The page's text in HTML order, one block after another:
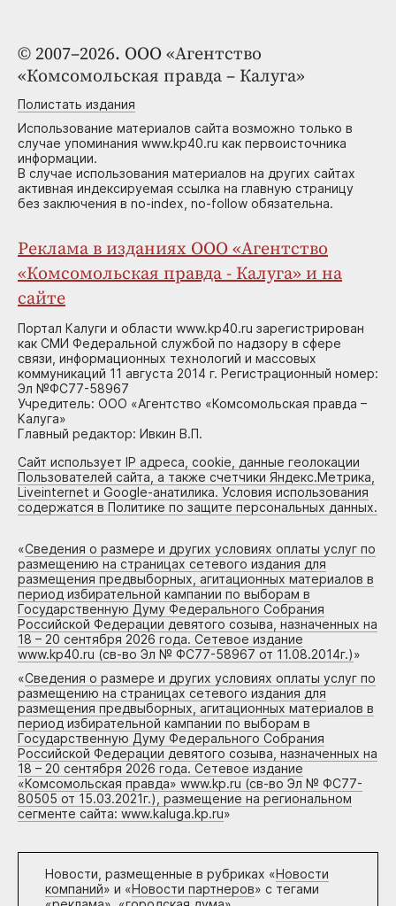
© 2007–2026. ООО «Агентство
«Комсомольская правда – Калуга»
Полистать издания
Использование материалов сайта возможно только в
случае упоминания www.kp40.ru как первоисточника
информации.
В случае использования материалов на других сайтах
активная индексируемая ссылка на главную страницу
без заключения в no-index, no-follow обязательна.
Реклама в изданиях ООО «Агентство
«Комсомольская правда - Калуга» и на
сайте
Портал Калуги и области www.kp40.ru зарегистрирован
как СМИ Федеральной службой по надзору в сфере
связи, информационных технологий и массовых
коммуникаций 11 августа 2014 г. Регистрационный номер:
Эл №ФС77-58967
Учредитель: ООО «Агентство «Комсомольская правда –
Калуга»
Главный редактор: Ивкин В.П.
Сайт использует IP адреса, cookie, данные геолокации
Пользователей сайта, а также счетчики Яндекс.Метрика,
Liveinternet и Google-анатилика. Условия использования
содержатся в Политике по защите персональных данных.
«Сведения о размере и других условиях оплаты услуг по
размещению на страницах сетевого издания для
размещения предвыборных, агитационных материалов в
период избирательной кампании по выборам в
Государственную Думу Федерального Собрания
Российской Федерации девятого созыва, назначенных на
18 – 20 сентября 2026 года. Сетевое издание
www.kp40.ru (св-во Эл № ФС77-58967 от 11.08.2014г.)»
«Сведения о размере и других условиях оплаты услуг по
размещению на страницах сетевого издания для
размещения предвыборных, агитационных материалов в
период избирательной кампании по выборам в
Государственную Думу Федерального Собрания
Российской Федерации девятого созыва, назначенных на
18 – 20 сентября 2026 года. Сетевое издание
«Комсомольская правда» www.kp.ru (св-во Эл № ФС77-
80505 от 15.03.2021г.), размещение на региональном
сегменте сайта: www.kaluga.kp.ru»
Новости, размещенные в рубриках «Новости
компаний» и «Новости партнеров» с тегами